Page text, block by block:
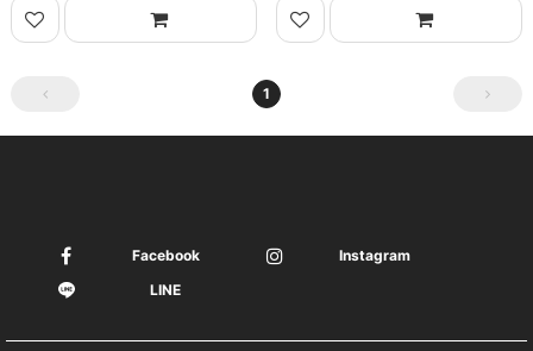
1
Facebook
Instagram
LINE